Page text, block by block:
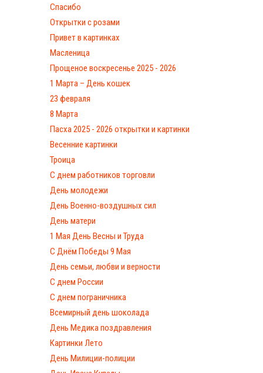
Спасибо
Открытки с розами
Привет в картинках
Масленица
Прощеное воскресенье 2025 - 2026
1 Марта – День кошек
23 февраля
8 Марта
Пасха 2025 - 2026 открытки и картинки
Весенние картинки
Троица
С днем работников торговли
День молодежи
День Военно-воздушных сил
День матери
1 Мая День Весны и Труда
С Днём Победы 9 Мая
День семьи, любви и верности
С днем России
С днем пограничника
Всемирный день шоколада
День Медика поздравления
Картинки Лето
День Милиции-полиции